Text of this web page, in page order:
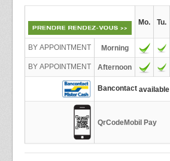
Mo. Tu.
BY APPOINTMENT Morning
BY APPOINTMENT Afternoon
Bancontact available
QrCodeMobil Pay